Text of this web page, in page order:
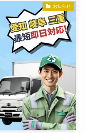
お知らせ